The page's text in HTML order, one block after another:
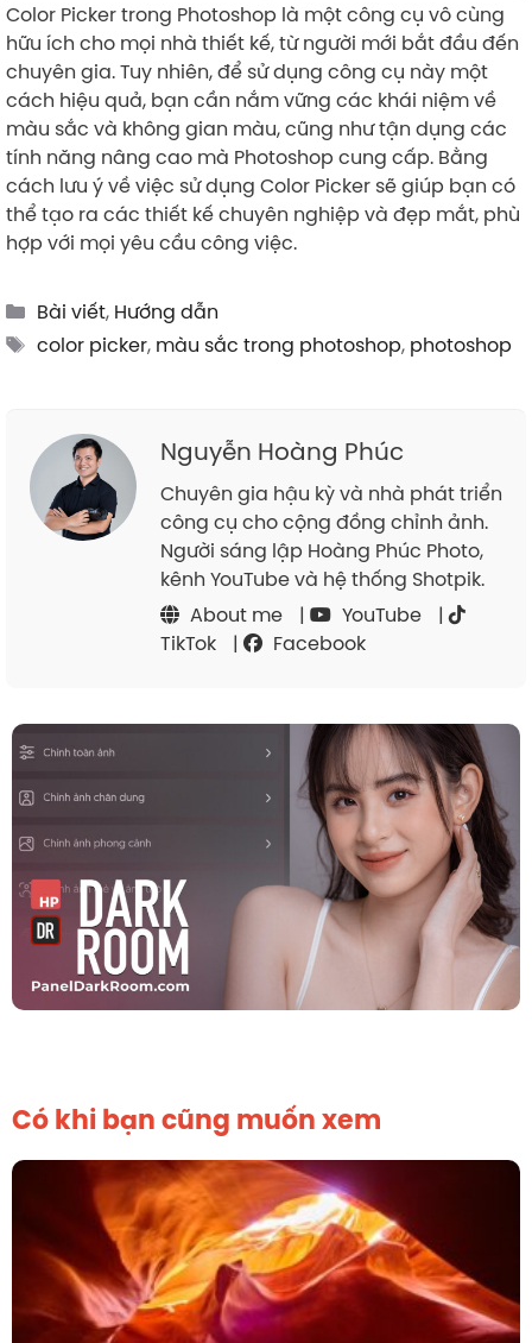
Color Picker trong Photoshop là một công cụ vô cùng
hữu ích cho mọi nhà thiết kế, từ người mới bắt đầu đến
chuyên gia. Tuy nhiên, để sử dụng công cụ này một
cách hiệu quả, bạn cần nắm vững các khái niệm về
màu sắc và không gian màu, cũng như tận dụng các
tính năng nâng cao mà Photoshop cung cấp. Bằng
cách lưu ý về việc sử dụng Color Picker sẽ giúp bạn có
thể tạo ra các thiết kế chuyên nghiệp và đẹp mắt, phù
hợp với mọi yêu cầu công việc.
Categories
Bài viết, Hướng dẫn
Tags
color picker, màu sắc trong photoshop, photoshop
Nguyễn Hoàng Phúc
Chuyên gia hậu kỳ và nhà phát triển
công cụ cho cộng đồng chỉnh ảnh.
Người sáng lập Hoàng Phúc Photo,
kênh YouTube và hệ thống Shotpik.
About me
| YouTube
|
TikTok
| Facebook
Có khi bạn cũng muốn xem